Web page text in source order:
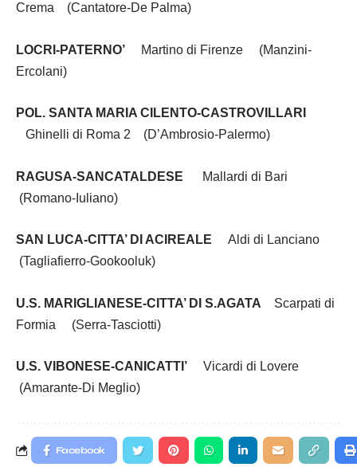
Crema (Cantatore-De Palma)
LOCRI-PATERNO’
Martino di Firenze (Manzini-
Ercolani)
POL. SANTA MARIA CILENTO-CASTROVILLARI
Ghinelli di Roma 2 (D’Ambrosio-Palermo)
RAGUSA-SANCATALDESE
Mallardi di Bari
(Romano-Iuliano)
SAN LUCA-CITTA’ DI ACIREALE
Aldi di Lanciano
(Tagliafierro-Gookooluk)
U.S. MARIGLIANESE-CITTA’ DI S.AGATA Scarpati di
Formia (Serra-Tasciotti)
U.S. VIBONESE-CANICATTI’
Vicardi di Lovere
(Amarante-Di Meglio)
Facebook